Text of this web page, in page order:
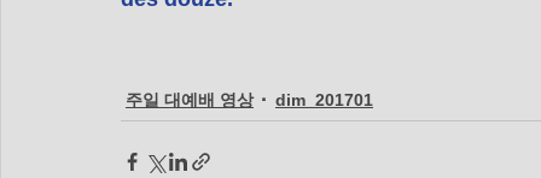
주일 대예배 영상 dim_201701